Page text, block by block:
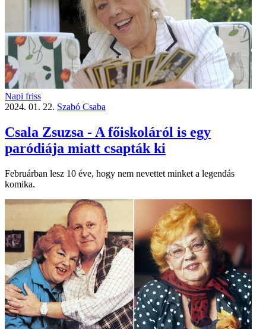
Napi friss
2024. 01. 22. Szabó Csaba
Csala Zsuzsa - A főiskoláról is egy
paródiája miatt csapták ki
Februárban lesz 10 éve, hogy nem nevettet minket a legendás
komika.